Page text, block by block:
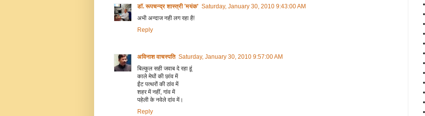
डॉ. रूपचन्द्र शास्त्री 'मयंक' Saturday, January 30, 2010 9:43:00 AM
अभी अन्दाज नही लग रहा है!
Reply
अविनाश वाचस्पति Saturday, January 30, 2010 9:57:00 AM
बिल्‍कुल सही जवाब दे रहा हूं
काले मेघों की छांव में
ईंट पत्‍थरों की ठांव में
शहर में नहीं, गांव में
पहेली के नवेले दांव में।
Reply